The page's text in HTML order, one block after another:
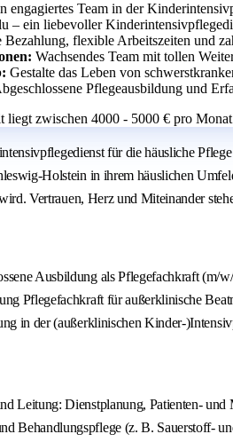
engagiertes Team in der
– ein liebevoller
flexible Arbeitszeiten und
Wachsendes Team mit tollen
Gestalte das Leben von
Pflegeausbildung und
liegt zwischen 4000 - 5000 € pro
für die häusliche
in ihrem häuslichen
Vertrauen, Herz und Miteinander
Ausbildung als Pflegefachkraft
Pflegefachkraft für außerklinische
in der (außerklinischen
Leitung: Dienstplanung, Patienten‑
Behandlungspflege (z. B. Sauerstoff‑